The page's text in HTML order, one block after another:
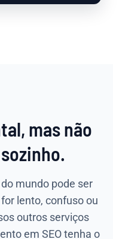
mas não
mundo pode ser
lento, confuso ou
outros serviços
em SEO tenha o